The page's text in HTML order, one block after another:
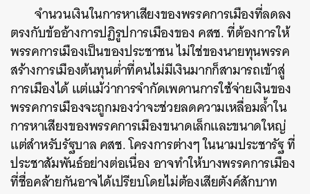
จำนวนเงินในการหาเสียงของพรรคการเมืองที่ลดลง
ตรงกับข้ออ้างการปฏิรูปการเมืองของ คสช. ที่ต้องการให้
พรรคการเมืองเป็นของประชาชน ไม่ใช่ของนายทุนพรรค
สร้างการเมืองต้นทุนต่ำที่คนไม่มีเงินมากก็สามารถเข้าสู่
การเมืองได้ แต่แม้ว่าการจำกัดเพดานการใช้จ่ายเงินของ
พรรคการเมืองจะถูกมองว่าจะช่วยลดความเหลื่อมล้ำใน
การหาเสียงของพรรคการเมืองขนาดเล็กและขนาดใหญ่
แต่สำหรับรัฐบาล คสช. โครงการต่างๆ ในนามประชารัฐ ที่
ประชาสัมพันธ์อย่างต่อเนื่อง อาจทำให้บางพรรคการเมือง
ที่ชื่อคล้ายกันอาจได้เปรียบโดยไม่ต้องเสียตังค์สักบาท